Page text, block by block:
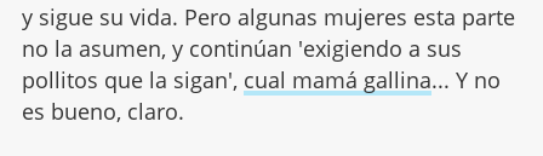
y sigue su vida. Pero algunas mujeres esta parte
no la asumen, y continúan 'exigiendo a sus
pollitos que la sigan', cual mamá gallina... Y no
es bueno, claro.